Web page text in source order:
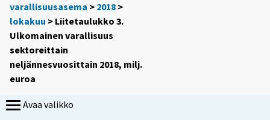
varallisuusasema > 2018 >
lokakuu > Liitetaulukko 3.
Ulkomainen varallisuus
sektoreittain
neljännesvuosittain 2018, milj.
euroa
Avaa valikko